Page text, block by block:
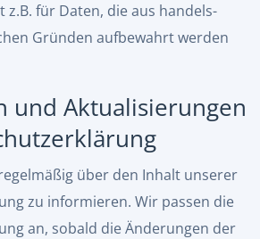
z.B. für Daten, die aus handels-
Gründen aufbewahrt werden
und Aktualisierungen
über den Inhalt unserer
zu informieren. Wir passen die
an, sobald die Änderungen der